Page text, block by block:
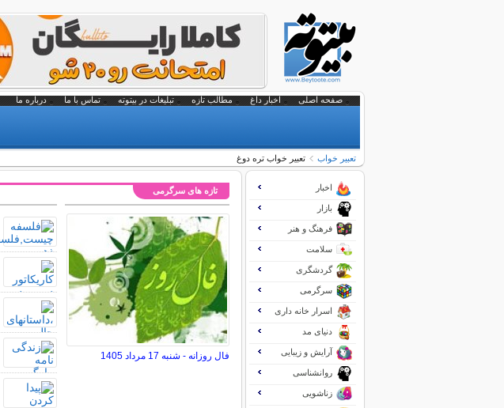
صفحه اصلی اخبار داغ مطالب تازه تبلیغات در بیتوته تماس با ما درباره ما
تعبير خواب تعبیر خواب تره دوغ
تازه های سرگرمی
فال روزانه - شنبه 17 مرداد 1405
اخبار
بازار
فرهنگ و هنر
سلامت
گردشگری
سرگرمی
اسرار خانه داری
دنیای مد
آرایش و زیبایی
روانشناسی
زناشویی